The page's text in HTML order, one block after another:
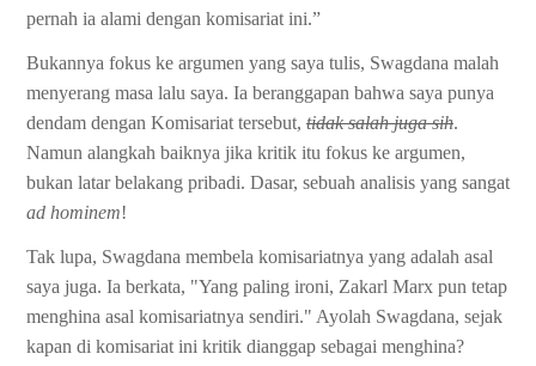
pernah ia alami dengan komisariat ini.”
Bukannya fokus ke argumen yang saya tulis, Swagdana malah
menyerang masa lalu saya. Ia beranggapan bahwa saya punya
dendam dengan Komisariat tersebut, tidak salah juga sih.
Namun alangkah baiknya jika kritik itu fokus ke argumen,
bukan latar belakang pribadi. Dasar, sebuah analisis yang sangat
ad hominem!
Tak lupa, Swagdana membela komisariatnya yang adalah asal
saya juga. Ia berkata, "Yang paling ironi, Zakarl Marx pun tetap
menghina asal komisariatnya sendiri." Ayolah Swagdana, sejak
kapan di komisariat ini kritik dianggap sebagai menghina?